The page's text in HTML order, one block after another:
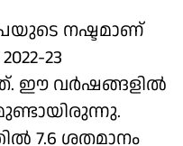
നഷ്ടമാണ്
23
ഈ വര്‍ഷങ്ങളില്‍
7.6 ശതമാനം